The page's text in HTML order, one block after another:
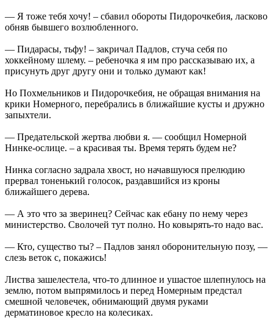
— Я тоже тебя хочу! – сбавил обороты Пидорочкебия, ласково
обняв бывшего возлюбленного.
— Пидарасы, тьфу! – закричал Падлов, стуча себя по
хоккейному шлему. – ребеночка я им про рассказываю их, а
присунуть друг другу они и только думают как!
Но Похмельников и Пидорочкебия, не обращая внимания на
крики Номерного, перебрались в ближайшие кусты и дружно
запыхтели.
— Предательской жертва любви я. — сообщил Номерной
Нинке-ослице. – а красивая ты. Время терять будем не?
Нинка согласно задрала хвост, но начавшуюся прелюдию
прервал тоненький голосок, раздавшийся из кроны
ближайшего дерева.
— А это что за зверинец? Сейчас как ебану по нему через
министерство. Сволочей тут полно. Но ковырять-то надо вас.
— Кто, существо ты? – Падлов занял оборонительную позу, —
слезь веток с, покажись!
Листва зашелестела, что-то длинное и ушастое шлепнулось на
землю, потом выпрямилось и перед Номерным предстал
смешной человечек, обнимающий двумя руками
дерматиновое кресло на колесиках.